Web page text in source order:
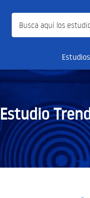
Estudios